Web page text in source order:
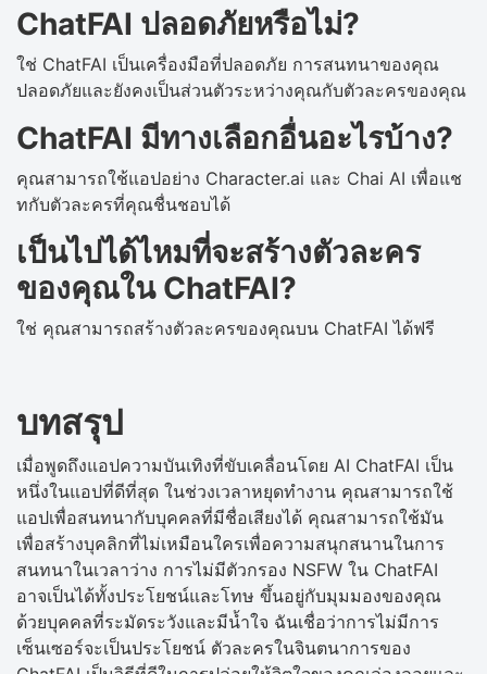
ChatFAI ปลอดภัยหรือไม่?
ใช่ ChatFAI เป็นเครื่องมือที่ปลอดภัย การสนทนาของคุณ
ปลอดภัยและยังคงเป็นส่วนตัวระหว่างคุณกับตัวละครของคุณ
ChatFAI มีทางเลือกอื่นอะไรบ้าง?
คุณสามารถใช้แอปอย่าง Character.ai และ Chai AI เพื่อแช
ทกับตัวละครที่คุณชื่นชอบได้
เป็นไปได้ไหมที่จะสร้างตัวละคร
ของคุณใน ChatFAI?
ใช่ คุณสามารถสร้างตัวละครของคุณบน ChatFAI ได้ฟรี
บทสรุป
เมื่อพูดถึงแอปความบันเทิงที่ขับเคลื่อนโดย AI ChatFAI เป็น
หนึ่งในแอปที่ดีที่สุด ในช่วงเวลาหยุดทำงาน คุณสามารถใช้
แอปเพื่อสนทนากับบุคคลที่มีชื่อเสียงได้ คุณสามารถใช้มัน
เพื่อสร้างบุคลิกที่ไม่เหมือนใครเพื่อความสนุกสนานในการ
สนทนาในเวลาว่าง การไม่มีตัวกรอง NSFW ใน ChatFAI
อาจเป็นได้ทั้งประโยชน์และโทษ ขึ้นอยู่กับมุมมองของคุณ
ด้วยบุคคลที่ระมัดระวังและมีน้ำใจ ฉันเชื่อว่าการไม่มีการ
เซ็นเซอร์จะเป็นประโยชน์ ตัวละครในจินตนาการของ